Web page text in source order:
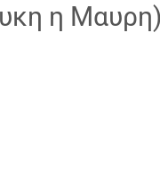
η
Soap 400ml